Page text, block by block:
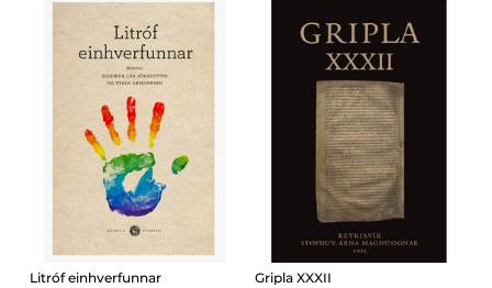
Litróf einhverfunnar Gripla XXXII